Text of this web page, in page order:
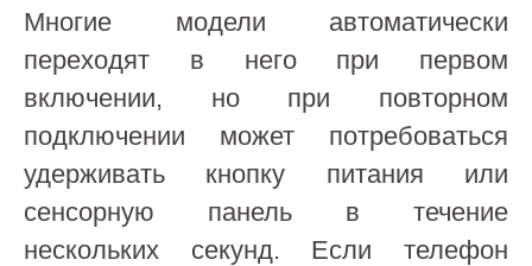
Многие модели автоматически
переходят в него при первом
включении, но при повторном
подключении может потребоваться
удерживать кнопку питания или
сенсорную панель в течение
нескольких секунд. Если телефон